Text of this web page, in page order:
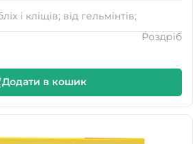
і кліщів; від гельмінтів;
Роздріб
Додати в кошик